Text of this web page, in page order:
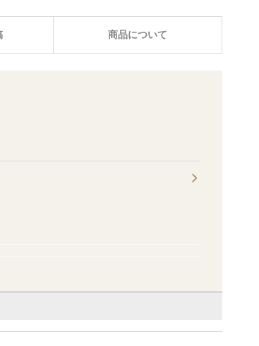
商品について